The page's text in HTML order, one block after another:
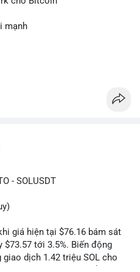
vẫn đủ sức tạo biến động
tập trung.
động theo cảm xúc, ưu
mạnh
- SOLUSDT
giá hiện tại $76.16 bám sát
$73.57 tới 3.5%. Biến động
dịch 1.42 triệu SOL cho